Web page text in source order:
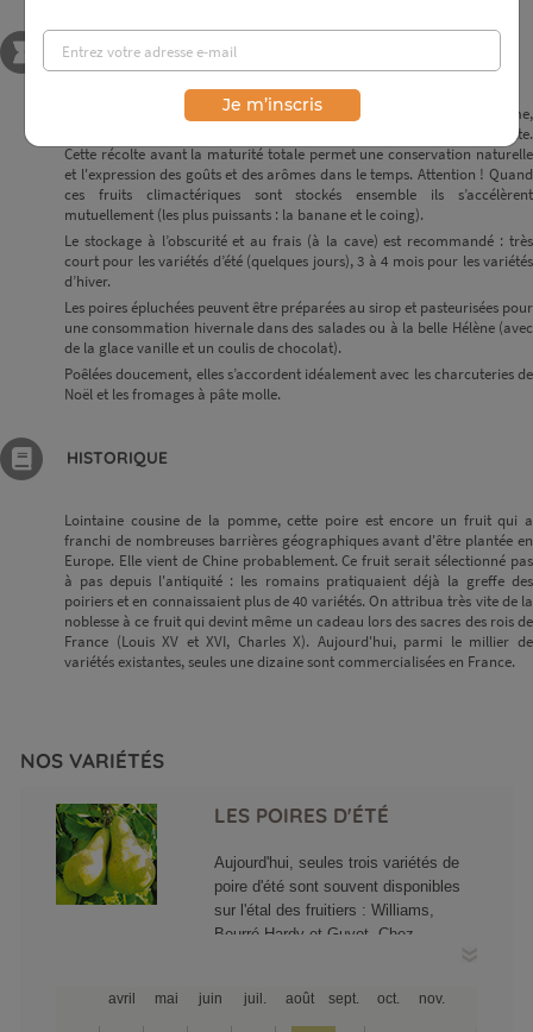
ASTUCES : CONSERVATION, DÉGUSTATION
Les poires sont des fruits climactériques au même titre que la pomme,
l'avocat, la banane, le coing,... et continue de mûrir après la cueillette.
Cette récolte avant la maturité totale permet une conservation naturelle
et l'expression des goûts et des arômes dans le temps. Attention ! Quand
ces fruits climactériques sont stockés ensemble ils s’accélèrent
mutuellement (les plus puissants : la banane et le coing).
Le stockage à l’obscurité et au frais (à la cave) est recommandé : très
court pour les variétés d’été (quelques jours), 3 à 4 mois pour les variétés
d’hiver.
Les poires épluchées peuvent être préparées au sirop et pasteurisées pour
une consommation hivernale dans des salades ou à la belle Hélène (avec
de la glace vanille et un coulis de chocolat).
Poêlées doucement, elles s’accordent idéalement avec les charcuteries de
Noël et les fromages à pâte molle.
HISTORIQUE
Lointaine cousine de la pomme, cette poire est encore un fruit qui a
franchi de nombreuses barrières géographiques avant d'être plantée en
Europe. Elle vient de Chine probablement. Ce fruit serait sélectionné pas
à pas depuis l'antiquité : les romains pratiquaient déjà la greffe des
poiriers et en connaissaient plus de 40 variétés. On attribua très vite de la
noblesse à ce fruit qui devint même un cadeau lors des sacres des rois de
France (Louis XV et XVI, Charles X). Aujourd'hui, parmi le millier de
variétés existantes, seules une dizaine sont commercialisées en France.
NOS VARIÉTÉS
LES POIRES D'ÉTÉ
Aujourd'hui, seules trois variétés de
poire d'été sont souvent disponibles
sur l'étal des fruitiers : Williams,
Beurré Hardy et Guyot. Chez
Beurré Hardy car ces variétés ont une
avril mai juin juil. août sept. oct. nov.
Je m’inscris